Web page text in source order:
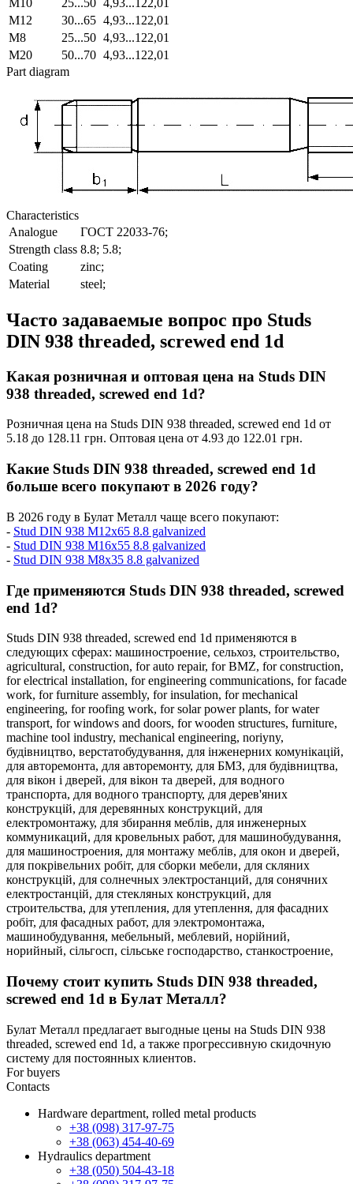
М12
30...65 4,93...122,01
М8
25...50 4,93...122,01
М20
50...70 4,93...122,01
Part diagram
Characteristics
Analogue
ГОСТ 22033-76;
Strength class 8.8; 5.8;
Coating
zinc;
Material
steel;
Часто задаваемые вопрос про Studs
DIN 938 threaded, screwed end 1d
Какая розничная и оптовая цена на Studs DIN
938 threaded, screwed end 1d?
Розничная цена на Studs DIN 938 threaded, screwed end 1d от
5.18 до 128.11 грн. Оптовая цена от 4.93 до 122.01 грн.
Какие Studs DIN 938 threaded, screwed end 1d
больше всего покупают в 2026 году?
В 2026 году в Булат Металл чаще всего покупают:
- Stud DIN 938 M12x65 8.8 galvanized
- Stud DIN 938 M16x55 8.8 galvanized
- Stud DIN 938 M8x35 8.8 galvanized
Где применяются Studs DIN 938 threaded, screwed
end 1d?
Studs DIN 938 threaded, screwed end 1d применяются в
следующих сферах: машиностроение, сельхоз, строительство,
agricultural, construction, for auto repair, for BMZ, for construction,
for electrical installation, for engineering communications, for facade
work, for furniture assembly, for insulation, for mechanical
engineering, for roofing work, for solar power plants, for water
transport, for windows and doors, for wooden structures, furniture,
machine tool industry, mechanical engineering, noriyny,
будівництво, верстатобудування, для інженерних комунікацій,
для авторемонта, для авторемонту, для БМЗ, для будівництва,
для вікон і дверей, для вікон та дверей, для водного
транспорта, для водного транспорту, для дерев'яних
конструкцій, для деревянных конструкций, для
електромонтажу, для збирання меблів, для инженерных
коммуникаций, для кровельных работ, для машинобудування,
для машиностроения, для монтажу меблів, для окон и дверей,
для покрівельних робіт, для сборки мебели, для скляних
конструкцій, для солнечных электростанций, для сонячних
електростанцій, для стекляных конструкций, для
строительства, для утепления, для утеплення, для фасадних
робіт, для фасадных работ, для электромонтажа,
машинобудування, мебельный, меблевий, норійний,
норийный, сільгосп, сільське господарство, станкостроение,
Почему стоит купить Studs DIN 938 threaded,
screwed end 1d в Булат Металл?
Булат Металл предлагает выгодные цены на Studs DIN 938
threaded, screwed end 1d, а также прогрессивную скидочную
систему для постоянных клиентов.
For buyers
Contacts
Hardware department, rolled metal products
+38 (098) 317-97-75
+38 (063) 454-40-69
Hydraulics department
+38 (050) 504-43-18